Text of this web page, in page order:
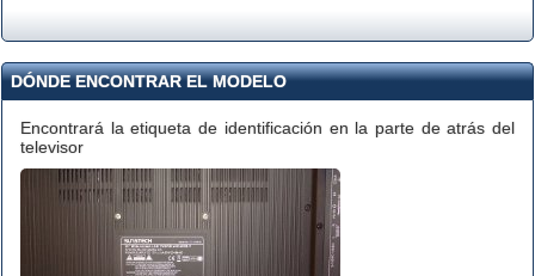
DÓNDE ENCONTRAR EL MODELO
Encontrará la etiqueta de identificación en la parte de atrás del
televisor